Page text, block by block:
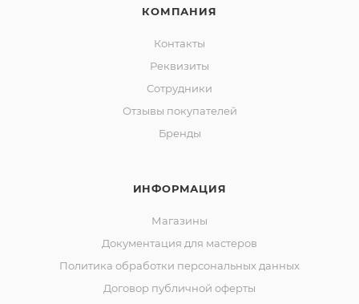
КОМПАНИЯ
Контакты
Реквизиты
Сотрудники
Отзывы покупателей
Бренды
ИНФОРМАЦИЯ
Магазины
Документация для мастеров
Политика обработки персональных данных
Договор публичной оферты